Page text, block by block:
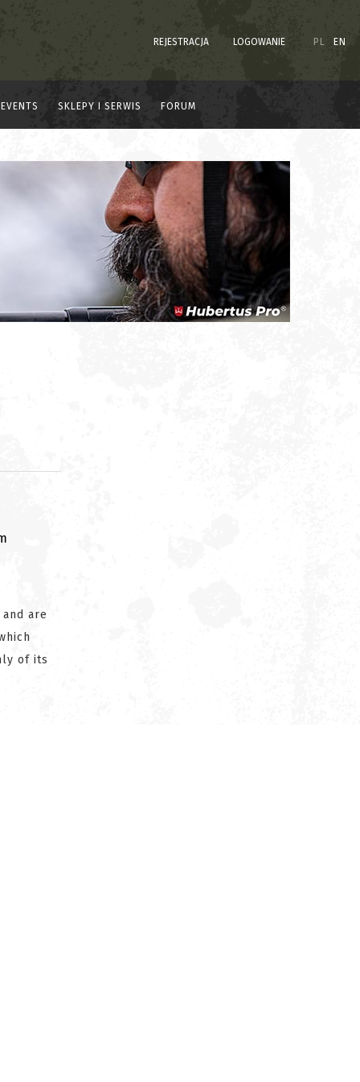
REJESTRACJA LOGOWANIE PL EN
EVENTS SKLEPY I SERWIS FORUM
are
of its